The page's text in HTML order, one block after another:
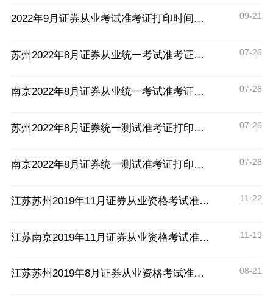
2022年9月证券从业考试准考证打印时间及流程 09-21
苏州2022年8月证券从业统一考试准考证打印时间 07-26
南京2022年8月证券从业统一考试准考证打印时间 07-26
苏州2022年8月证券统一测试准考证打印时间 07-26
南京2022年8月证券统一测试准考证打印时间 07-26
江苏苏州2019年11月证券从业资格考试准考证打印时间及入口 11-22
江苏南京2019年11月证券从业资格考试准考证打印时间及入口 11-19
江苏苏州2019年8月证券从业资格考试准考证打印时间及入口 08-21